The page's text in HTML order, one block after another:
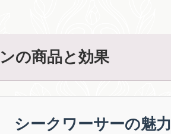
の商品と効果
シークワーサーの魅力